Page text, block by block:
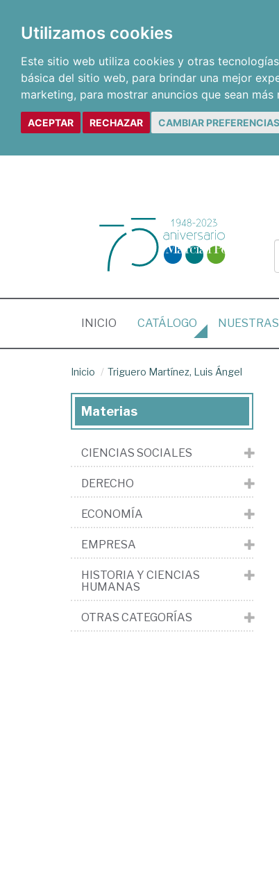
Utilizamos cookies
Este sitio web utiliza cookies y otras
básica del sitio web, para brindar una mejor
marketing, para mostrar anuncios que sean
ACEPTAR RECHAZAR CAMBIAR PREFERENCIAS
INICIO (CURRENT)
CATÁLOGO NUESTRAS
Inicio Triguero Martínez, Luis Ángel
Materias
CIENCIAS SOCIALES
DERECHO
ECONOMÍA
EMPRESA
HISTORIA Y CIENCIAS
HUMANAS
OTRAS CATEGORÍAS